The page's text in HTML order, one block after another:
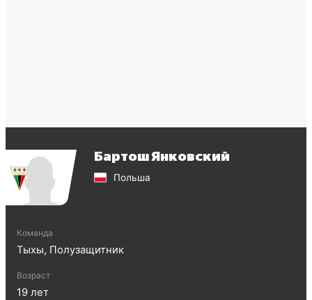
Бартош Янковский
Польша
Команда
Тыхы, Полузащитник
Возраст
19 лет